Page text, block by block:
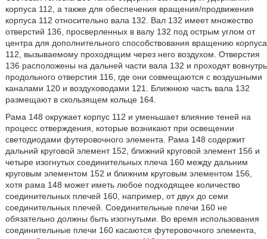
корпуса 112, а также для обеспечения вращения/продвижения
корпуса 112 относительно вала 132. Вал 132 имеет множество
отверстий 136, просверленных в валу 132 под острым углом от
центра для дополнительного способствования вращению корпуса
112, вызываемому проходящим через него воздухом. Отверстия
136 расположены на дальней части вала 132 и проходят вовнутрь
продольного отверстия 116, где они совмещаются с воздушными
каналами 120 и воздуховодами 121. Ближнюю часть вала 132
размещают в скользящем кольце 164.
Рама 148 окружает корпус 112 и уменьшает влияние теней на
процесс отверждения, которые возникают при освещении
светодиодами футеровочного элемента. Рама 148 содержит
дальний круговой элемент 152, ближний круговой элемент 156 и
четыре изогнутых соединительных плеча 160 между дальним
круговым элементом 152 и ближним круговым элементом 156,
хотя рама 148 может иметь любое подходящее количество
соединительных плечей 160, например, от двух до семи
соединительных плечей. Соединительные плечи 160 не
обязательно должны быть изогнутыми. Во время использования
соединительные плечи 160 касаются футеровочного элемента,